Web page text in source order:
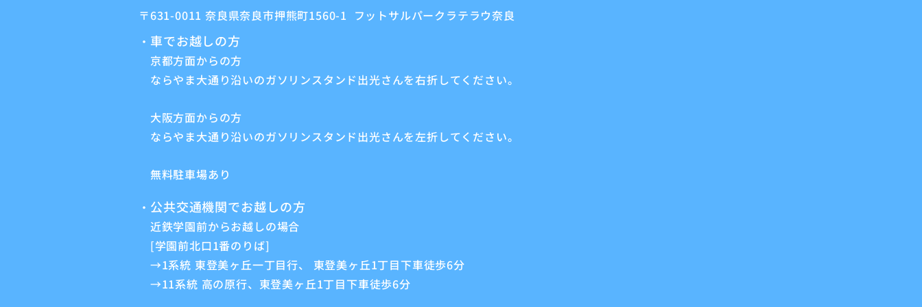
〒631-0011 奈良県奈良市押熊町1560-1 フットサルパークラテラウ奈良
・ 車でお越しの方
京都方面からの方
ならやま大通り沿いのガソリンスタンド出光さんを右折してください。
大阪方面からの方
ならやま大通り沿いのガソリンスタンド出光さんを左折してください。
無料駐車場あり
・ 公共交通機関でお越しの方
近鉄学園前からお越しの場合
[学園前北口1番のりば]
→1系統 東登美ヶ丘一丁目行、 東登美ヶ丘1丁目下車徒歩6分
→11系統 高の原行、東登美ヶ丘1丁目下車徒歩6分